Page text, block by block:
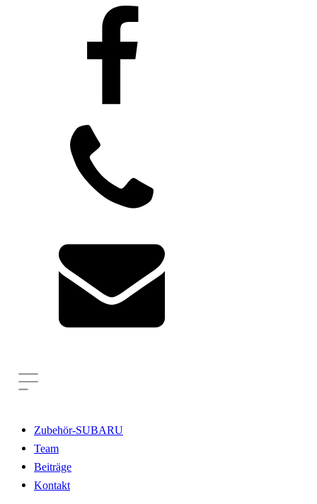
Zubehör-SUBARU
Team
Beiträge
Kontakt